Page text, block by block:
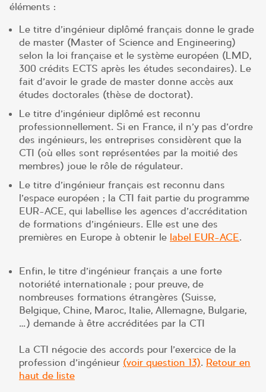
éléments :
Le titre d’ingénieur diplômé français donne le grade
de master (Master of Science and Engineering)
selon la loi française et le système européen (LMD,
300 crédits ECTS après les études secondaires). Le
fait d’avoir le grade de master donne accès aux
études doctorales (thèse de doctorat).
Le titre d’ingénieur diplômé est reconnu
professionnellement. Si en France, il n’y pas d’ordre
des ingénieurs, les entreprises considèrent que la
CTI (où elles sont représentées par la moitié des
membres) joue le rôle de régulateur.
Le titre d’ingénieur français est reconnu dans
l’espace européen ; la CTI fait partie du programme
EUR-ACE, qui labellise les agences d’accréditation
de formations d’ingénieurs. Elle est une des
premières en Europe à obtenir le label EUR-ACE.
Enfin, le titre d’ingénieur français a une forte
notoriété internationale ; pour preuve, de
nombreuses formations étrangères (Suisse,
Belgique, Chine, Maroc, Italie, Allemagne, Bulgarie,
…) demande à être accréditées par la CTI
La CTI négocie des accords pour l’exercice de la
profession d’ingénieur (voir question 13). Retour en
haut de liste